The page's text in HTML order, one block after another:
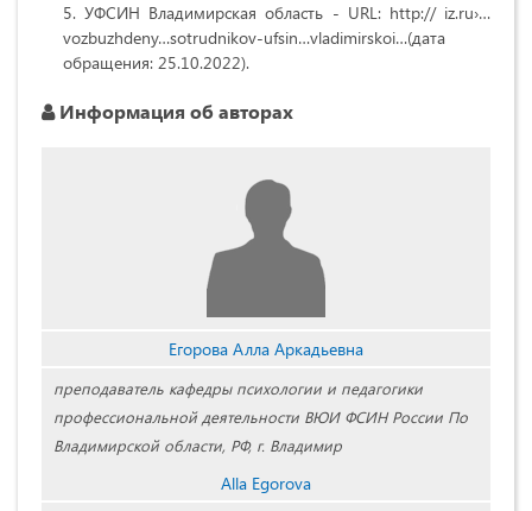
УФСИН Владимирская область - URL: http:// iz.ru›…
vozbuzhdeny…sotrudnikov-ufsin…vladimirskoi…(дата
обращения: 25.10.2022).
Информация об авторах
Егорова Алла Аркадьевна
преподаватель кафедры психологии и педагогики
профессиональной деятельности ВЮИ ФСИН России По
Владимирской области, РФ, г. Владимир
Alla Egorova